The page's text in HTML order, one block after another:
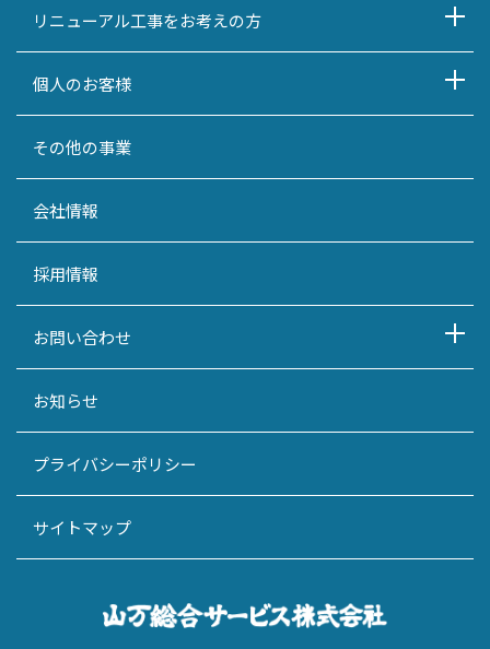
リニューアル工事をお考えの方
個人のお客様
その他の事業
会社情報
採用情報
お問い合わせ
お知らせ
プライバシーポリシー
サイトマップ